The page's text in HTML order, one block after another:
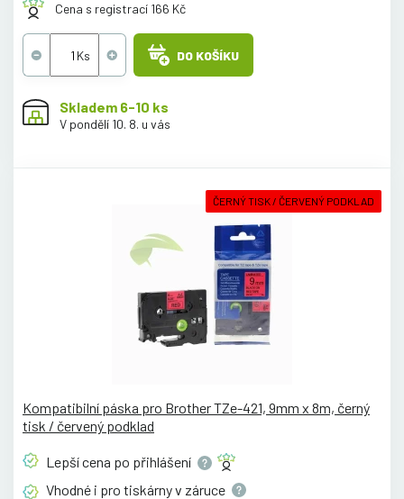
Cena s registrací 166 Kč
DO KOŠÍKU
Skladem 6-10 ks
V pondělí 10. 8. u vás
ČERNÝ TISK / ČERVENÝ PODKLAD
Kompatibilní páska pro Brother TZe-421, 9mm x 8m, černý
tisk / červený podklad
Lepší cena po přihlášení
Vhodné i pro tiskárny v záruce